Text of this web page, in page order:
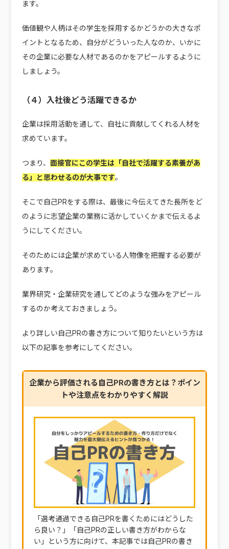
ます。
価値観や人柄はその学生を採用するかどうかの大きなポ
イントとなるため、自分がどういった人なのか、いかに
その企業に必要な人材であるのかをアピールするように
しましょう。
（４）入社後どう活躍できるか
企業は採用活動を通して、自社に貢献してくれる人材を
求めています。
つまり、 面接官にこの学生は「自社で活躍する素養があ
る」と思わせるのが大事です。
そこで自己PRをする際は、最後に今伝えてきた長所をど
のように志望企業の業務に活かしていくかまで伝えるよ
うにしてください。
そのためには企業が求めている人物像を把握する必要が
あります。
業界研究・企業研究を通してどのような強みをアピール
するのか考えておきましょう。
より詳しい自己PRの書き方について知りたいという方は
以下の記事を参考にしてください。
企業から評価される自己PRの書き方とは？ポイン
トや注意点をわかりやすく解説
「選考通過できる自己PRを書くためにはどうした
ら良い？」「自己PRの正しい書き方がわからな
い」という方に向けて、本記事では自己PRの書き